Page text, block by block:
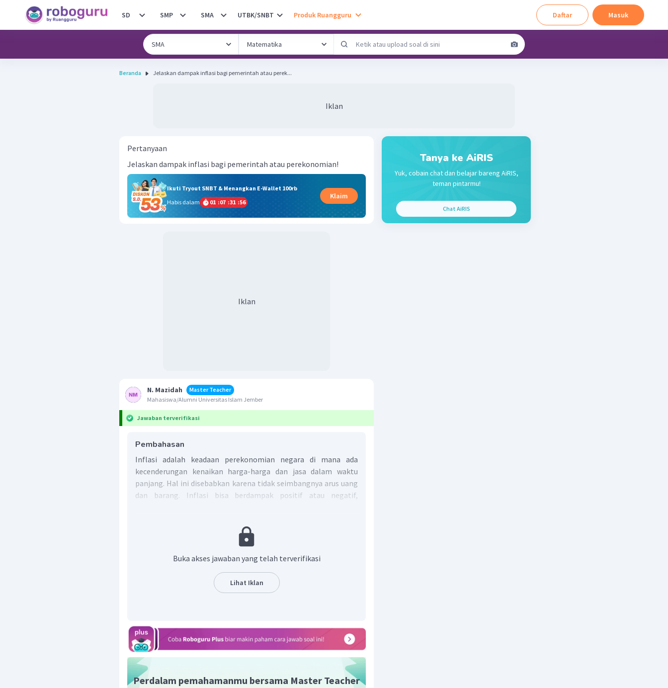
SD SMP SMA UTBK/SNBT Produk Ruangguru Daftar Masuk
Beranda Jelaskan dampak inflasi bagi pemerintah atau perek...
Iklan
Pertanyaan
Jelaskan dampak inflasi bagi pemerintah atau perekonomian!
Ikuti Tryout SNBT & Menangkan E-Wallet 100rb
Habis dalam
01 :07 :31 :55
Klaim
Iklan
N. Mazidah
Master Teacher
Mahasiswa/Alumni Universitas Islam Jember
Jawaban terverifikasi
Pembahasan
Inflasi adalah keadaan perekonomian negara di mana ada
kecenderungan kenaikan harga-harga dan jasa dalam waktu
panjang. Hal ini disebabkan karena tidak seimbangnya arus uang
dan barang. Inflasi bisa berdampak positif atau negatif,
perekonomian akan positif. Artinya, dapat mendorong
perekonomian lebih baik seperti dapat meningkatkan
pendapatan nasional.
membawa dampak negatif bagi pemerintah diantaranya:
Nilai uang turun. Adanya kenaikan harga pada
sebelumnya
Buka akses jawaban yang telah terverifikasi
Lihat Iklan
Perdalam pemahamanmu bersama Master Teacher
Tanya ke AiRIS
Yuk, cobain chat dan belajar bareng AiRIS,
teman pintarmu!
Chat AiRIS